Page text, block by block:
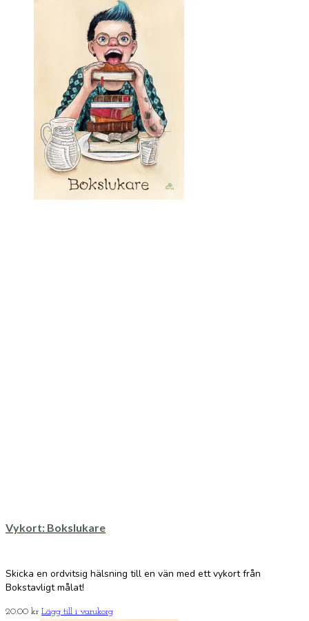
Vykort: Bokslukare
Skicka en ordvitsig hälsning till en vän med ett vykort från
Bokstavligt målat!
20.00 kr Lägg till i varukorg